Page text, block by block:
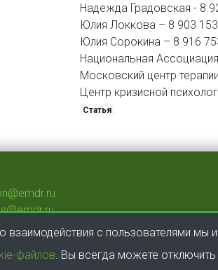
Надежда Градовская - 8
Юлия Локкова – 8 903
Юлия Сорокина – 8 916
Национальная
Московский центр
Центр кризисной
Статья
certification@emdr.ru
взаимодействия с пользователями
файлов. Вы всегда можете